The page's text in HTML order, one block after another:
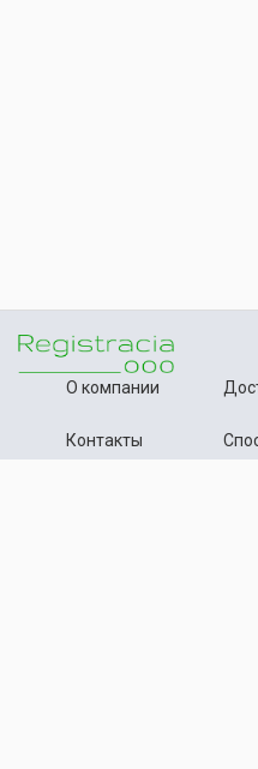
О компании
Контакты